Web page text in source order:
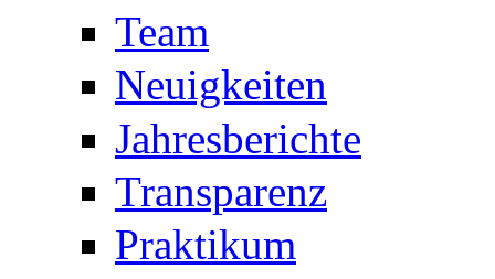
Team
Neuigkeiten
Jahresberichte
Transparenz
Praktikum